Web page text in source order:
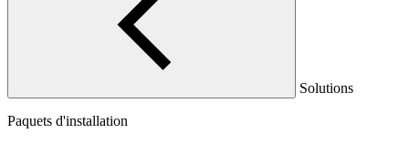
Solutions
Paquets d'installation